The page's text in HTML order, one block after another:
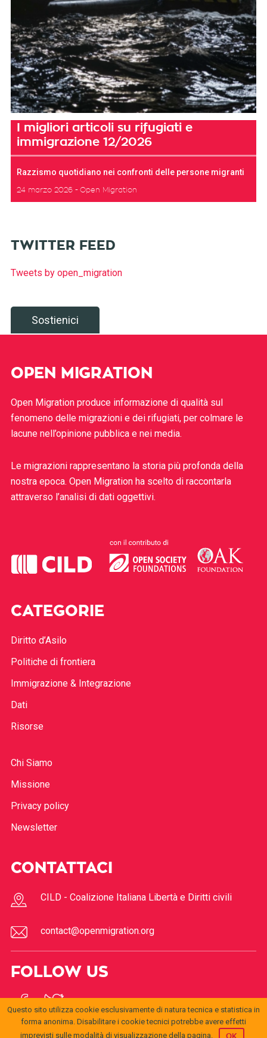
I migliori articoli su rifugiati e
immigrazione 12/2026
Razzismo quotidiano nei confronti delle persone migranti
24 marzo 2026 Open Migration
TWITTER FEED
Tweets by open_migration
Sostienici
OPEN MIGRATION
Open Migration produce informazione di qualità sul
fenomeno delle migrazioni e dei rifugiati, per colmare le
lacune nell’opinione pubblica e nei media.
Le migrazioni rappresentano la storia più profonda della
nostra epoca. Open Migration ha scelto di raccontarla
attraverso l’analisi di dati oggettivi.
CATEGORIE
Diritto d’Asilo
Politiche di frontiera
Immigrazione & Integrazione
Dati
Risorse
Chi Siamo
Missione
Privacy policy
Newsletter
CONTATTACI
CILD - Coalizione Italiana Libertà e Diritti civili
contact@openmigration.org
FOLLOW US
Questo sito utilizza cookie esclusivamente di natura tecnica e statistica in
forma anonima. Disabilitare i cookie tecnici potrebbe avere effetti
imprevisti sulle modalità di visualizzazione della pagina.
OK